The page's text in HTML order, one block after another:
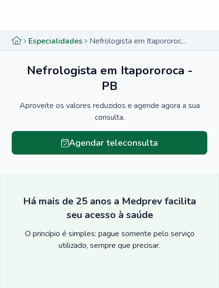
Especialidades Nefrologista em Itapororoca - PB
Nefrologista em Itapororoca -
PB
Aproveite os valores reduzidos e agende agora a sua
consulta.
Agendar teleconsulta
Há mais de 25 anos a Medprev facilita
seu acesso à saúde
O princípio é simples: pague somente pelo serviço
utilizado, sempre que precisar.